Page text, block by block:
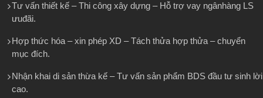
Tư vấn thiết kế – Thi công xây dựng – Hỗ trợ vay ngânhàng LS
ưuđãi.
Hợp thức hóa – xin phép XD – Tách thửa hợp thửa – chuyển
mục đích.
Nhận khai di sản thừa kế – Tư vấn sản phẩm BDS đầu tư sinh lời
cao.